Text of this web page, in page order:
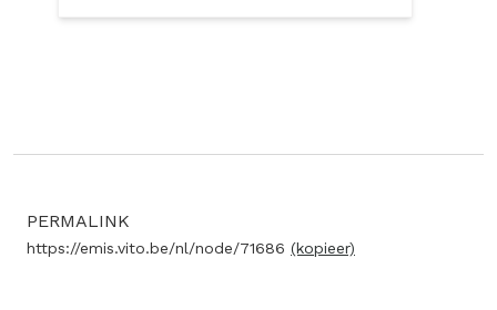
PERMALINK
https://emis.vito.be/nl/node/71686 (kopieer)